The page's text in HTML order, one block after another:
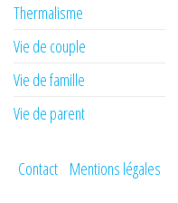
Thermalisme
Vie de couple
Vie de famille
Vie de parent
Contact Mentions légales